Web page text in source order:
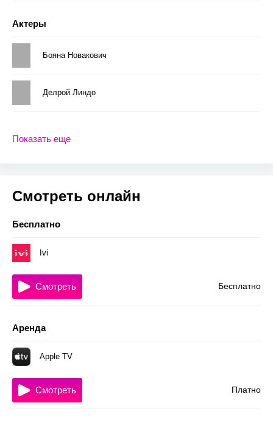
Актеры
Бояна Новакович
Делрой Линдо
Показать еще
Смотреть онлайн
Бесплатно
Ivi
Бесплатно
Смотреть
Аренда
Apple TV
Платно
Смотреть